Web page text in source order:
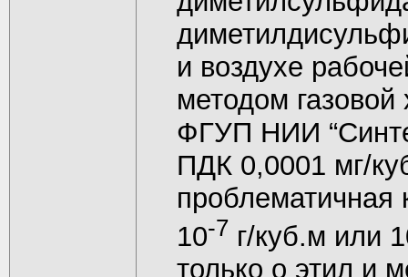
и воздухе
методом газовой
ФГУП НИИ
ПДК 0,0001 мг/
10-7 г/куб.м или
только о этил и